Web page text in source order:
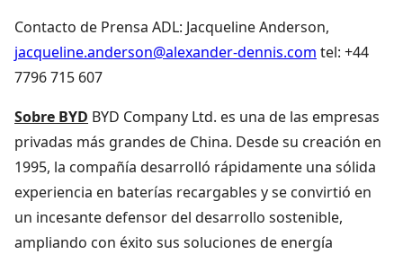
Contacto de Prensa ADL: Jacqueline Anderson,
jacqueline.anderson@alexander-dennis.com tel: +44
7796 715 607
Sobre BYD BYD Company Ltd. es una de las empresas
privadas más grandes de China. Desde su creación en
1995, la compañía desarrolló rápidamente una sólida
experiencia en baterías recargables y se convirtió en
un incesante defensor del desarrollo sostenible,
ampliando con éxito sus soluciones de energía